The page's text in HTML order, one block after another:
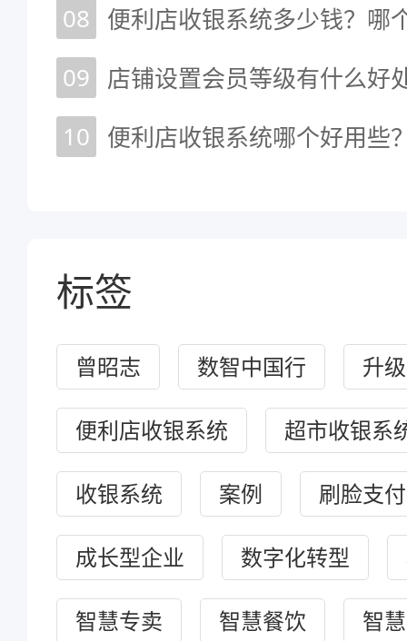
08 便利店收银系统多少钱？哪
09 店铺设置会员等级有什么好
10
标签
曾昭志 数智中国行 升
便利店收银系统 超市收银系
收银系统 案例 刷脸支付
成长型企业 数字化转型
智慧专卖 智慧餐饮 智